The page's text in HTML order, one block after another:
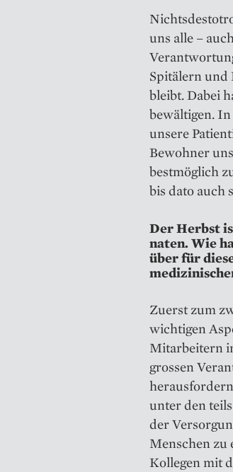
uns alle –
Spitälern und
bleibt. Dabei
bewältigen.
unsere
Bewohner
bestmöglich
bis dato auch
Der Herbst
na­ten. Wie
über für
Zuerst zum
wichtigen
Mitarbeitern
grossen
unter den
der
Menschen zu
Kollegen mit